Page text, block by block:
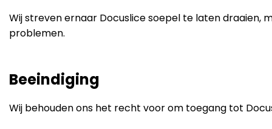
Wij streven ernaar Docuslice soepel te laten draaien,
problemen.
Beeindiging
Wij behouden ons het recht voor om toegang tot